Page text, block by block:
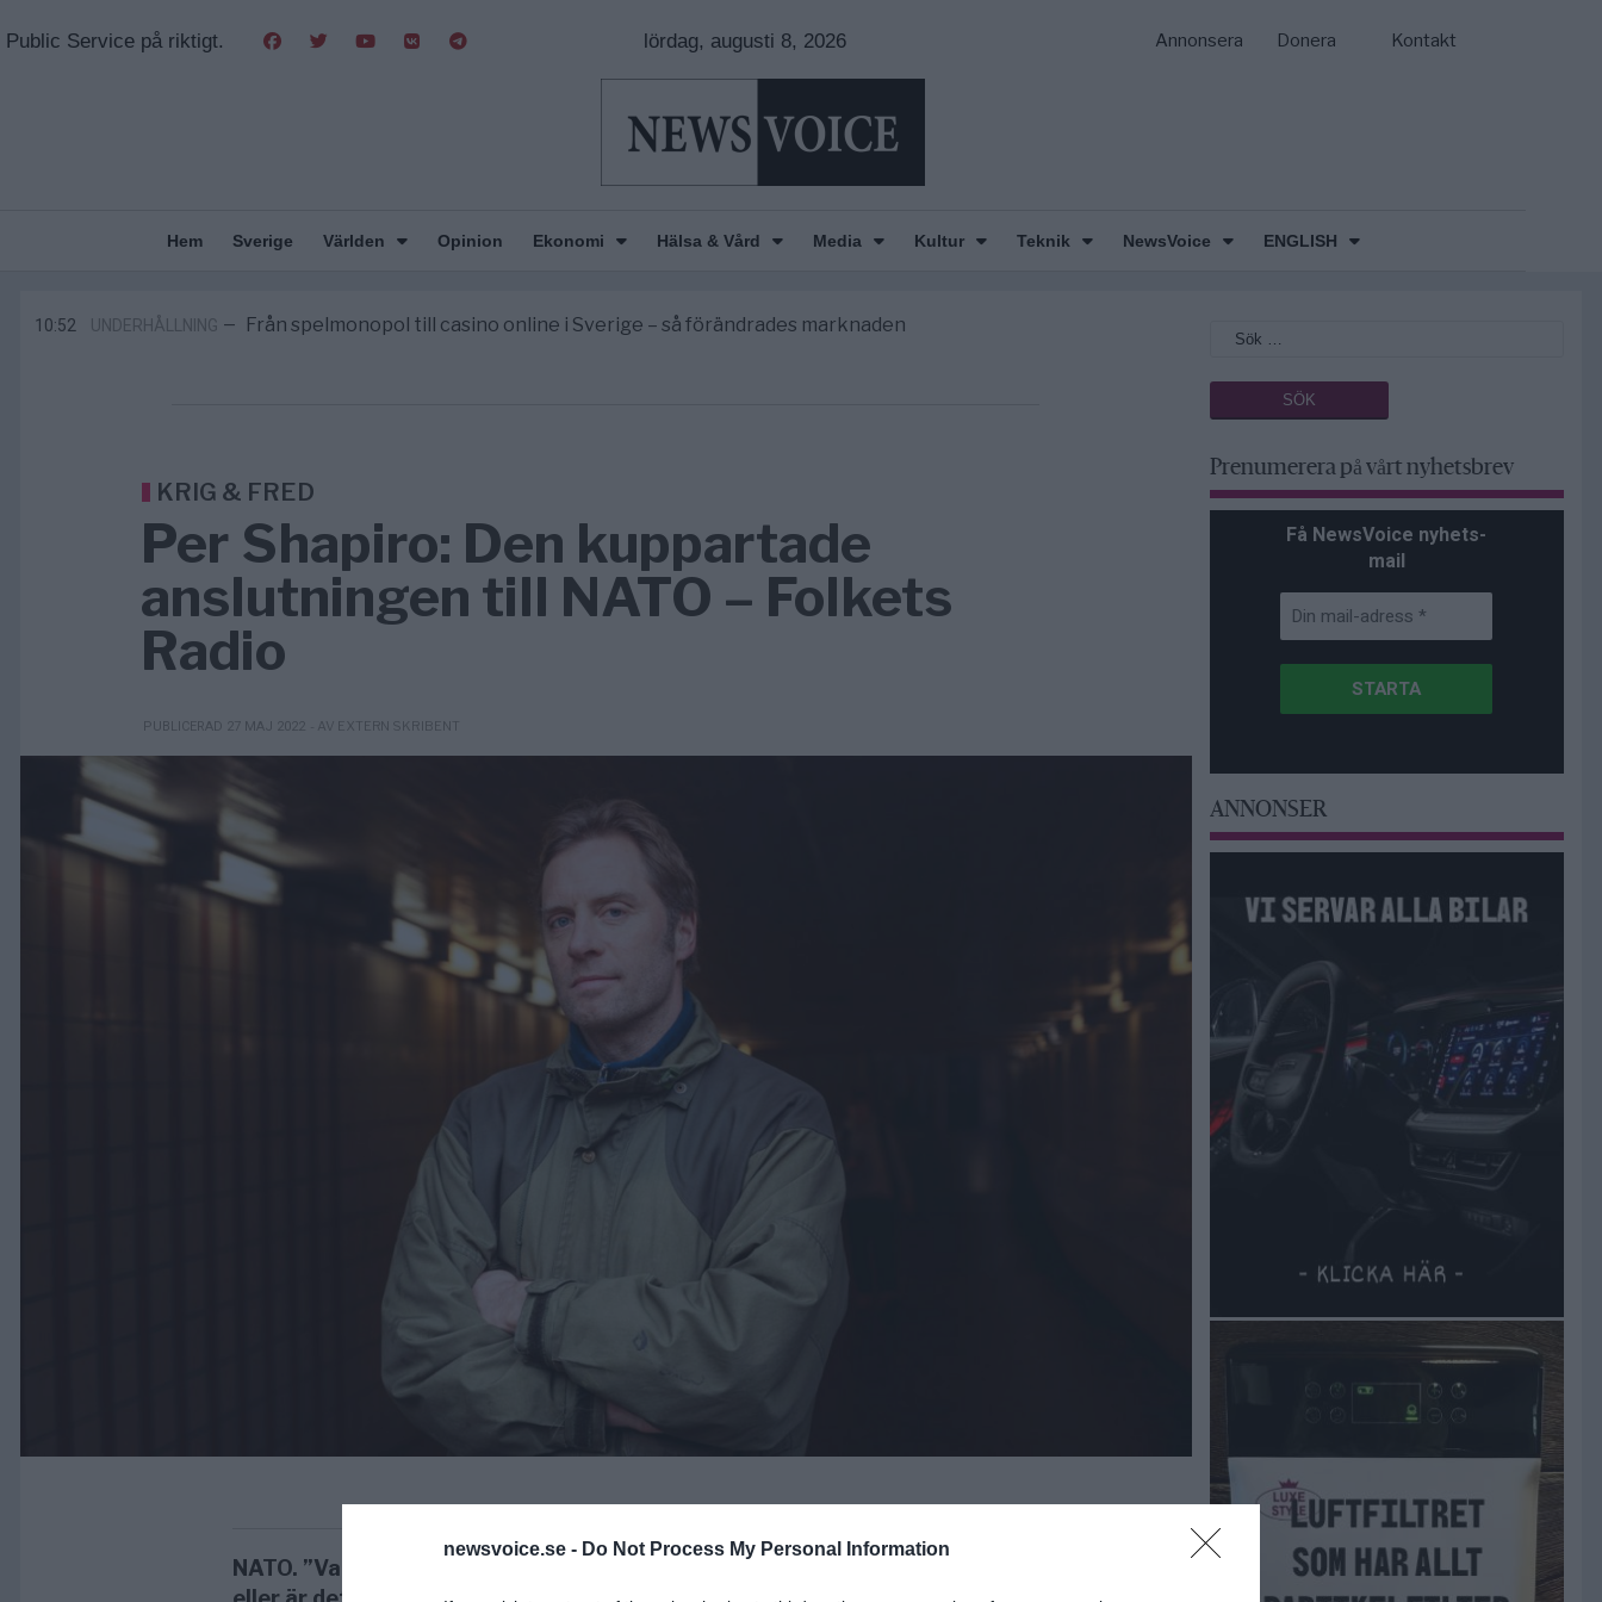
newsvoice.se - Do Not Process My Personal Information
Public Service på riktigt. lördag, augusti 8, 2026 Annonsera Donera Kontakt
Hem Sverige Världen Opinion Ekonomi Hälsa & Vård Media Kultur Teknik NewsVoice
ENGLISH
10:52 UNDERHÅLLNING — Från spelmonopol till casino online i Sverige – så förändrades marknaden
KRIG & FRED
Per Shapiro: Den kuppartade
anslutningen till NATO – Folkets
Radio
PUBLICERAD 27 MAJ 2022 - AV EXTERN SKRIBENT
NATO. ”Vad är egentligen NATO? Är det primärt en försvarsallians
Prenumerera på vårt nyhetsbrev
Få NewsVoice nyhets-
mail
ANNONSER